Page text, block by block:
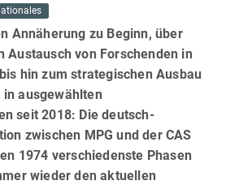
Annäherung zu Beginn, über
Austausch von Forschenden in
hin zum strategischen Ausbau
ausgewählten
seit 2018: Die deutsch-
zwischen MPG und der CAS
1974 verschiedenste Phasen
wieder den aktuellen